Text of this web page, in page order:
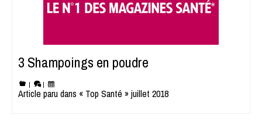
3 Shampoings en poudre
| |
Article paru dans « Top Santé » juillet 2018